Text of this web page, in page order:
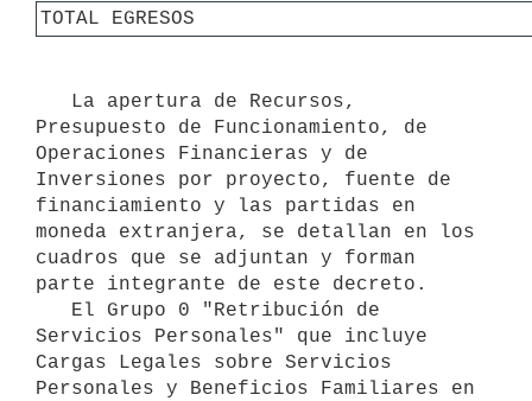
TOTAL EGRESOS
Presupuesto de Funcionamiento, de
Operaciones Financieras y de
Inversiones por proyecto, fuente de
financiamiento y las partidas en
moneda extranjera, se detallan en los
cuadros que se adjuntan y forman
parte integrante de este decreto.
Servicios Personales" que incluye
Cargas Legales sobre Servicios
Personales y Beneficios Familiares en